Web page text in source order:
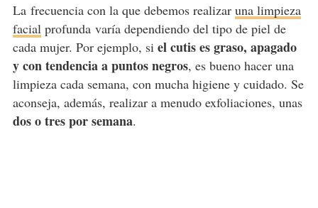
La frecuencia con la que debemos realizar una limpieza
facialprofunda varía dependiendo del tipo de piel de
cada mujer. Por ejemplo, si el cutis es graso, apagado
y con tendencia a puntos negros, es bueno hacer una
limpieza cada semana, con mucha higiene y cuidado. Se
aconseja, además, realizar a menudo exfoliaciones, unas
dos o tres por semana.